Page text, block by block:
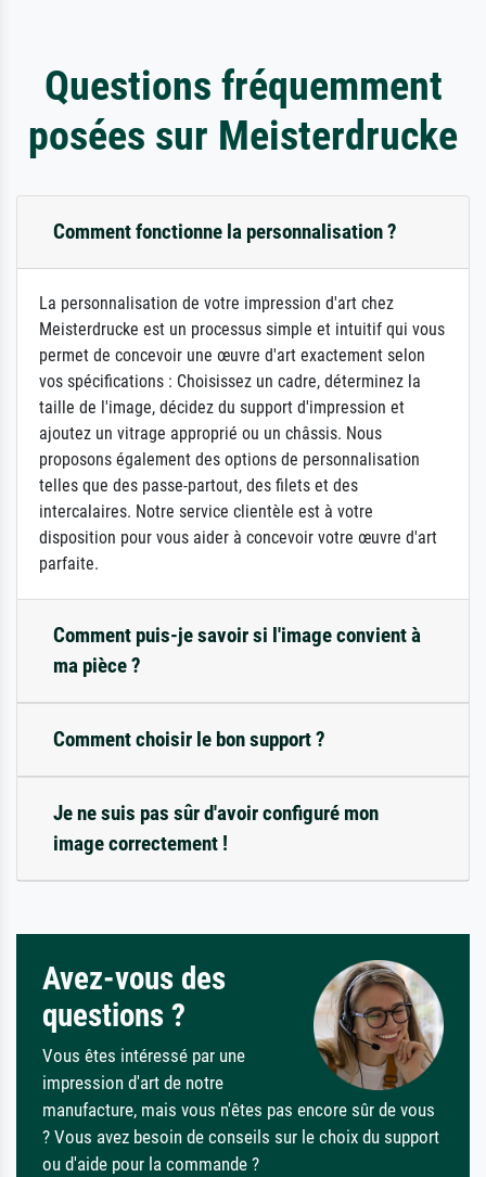
Questions fréquemment
posées sur Meisterdrucke
Comment fonctionne la personnalisation ?
La personnalisation de votre impression d'art chez
Meisterdrucke est un processus simple et intuitif qui vous
permet de concevoir une œuvre d'art exactement selon
vos spécifications : Choisissez un cadre, déterminez la
taille de l'image, décidez du support d'impression et
ajoutez un vitrage approprié ou un châssis. Nous
proposons également des options de personnalisation
telles que des passe-partout, des filets et des
intercalaires. Notre service clientèle est à votre
disposition pour vous aider à concevoir votre œuvre d'art
parfaite.
Comment puis-je savoir si l'image convient à
ma pièce ?
Comment choisir le bon support ?
Je ne suis pas sûr d'avoir configuré mon
image correctement !
Avez-vous des
questions ?
Vous êtes intéressé par une
impression d'art de notre
manufacture, mais vous n'êtes pas encore sûr de vous
? Vous avez besoin de conseils sur le choix du support
ou d'aide pour la commande ?